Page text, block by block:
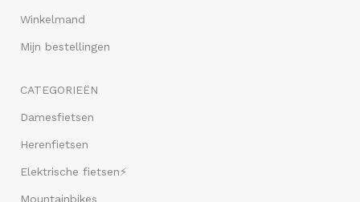
Winkelmand
Mijn bestellingen
CATEGORIEËN
Damesfietsen
Herenfietsen
Elektrische fietsen⚡
Mountainbikes